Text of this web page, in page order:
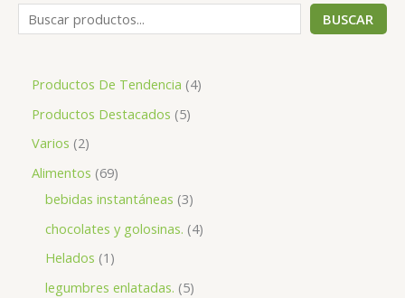
BUSCAR
Productos De Tendencia 4
Productos Destacados 5
Varios 2
Alimentos 69
bebidas instantáneas 3
chocolates y golosinas. 4
Helados 1
legumbres enlatadas. 5